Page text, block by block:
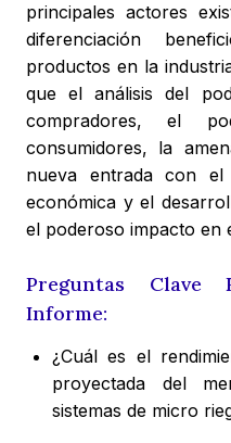
principales actores
diferenciación
productos en la
que el análisis del
compradores, el
consumidores, la
nueva entrada con
económica y el
el poderoso impacto en
Preguntas Clave
Informe:
¿Cuál es el
proyectada del
sistemas de micro